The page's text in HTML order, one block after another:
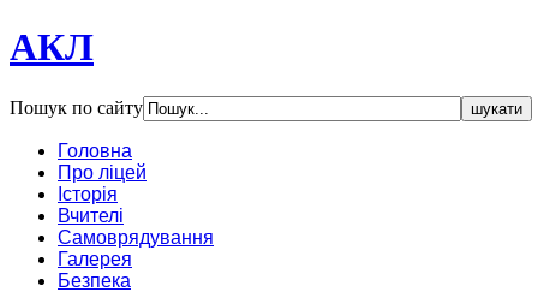
АКЛ
Пошук по сайту
Головна
Про ліцей
Історія
Вчителі
Самоврядування
Галерея
Безпека